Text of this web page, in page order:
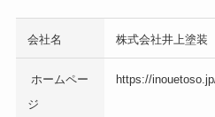
会社名 株式会社井上塗装
ホームペー
ジ
https://